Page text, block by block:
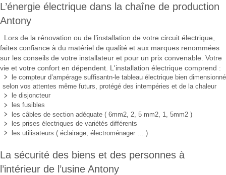
L’énergie électrique dans la chaîne de production
Antony
Lors de la rénovation ou de l’installation de votre circuit électrique,
faites confiance à du matériel de qualité et aux marques renommées
sur les conseils de votre installateur et pour un prix convenable. Votre
vie et votre confort en dépendent. L'installation électrique comprend :
le compteur d’ampérage suffisantn-le tableau électrique bien dimensionné
selon vos attentes même futurs, protégé des intempéries et de la chaleur
le disjoncteur
les fusibles
les câbles de section adéquate ( 6mm2, 2, 5 mm2, 1, 5mm2 )
les prises électriques de variétés différents
les utilisateurs ( éclairage, électroménager … )
La sécurité des biens et des personnes à
l’intérieur de l’usine Antony